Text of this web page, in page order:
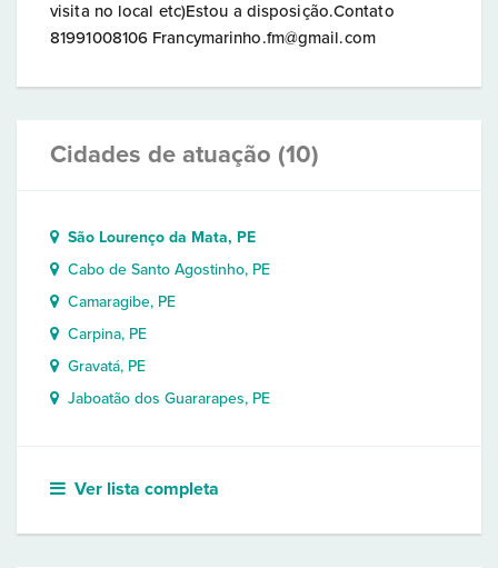
visita no local etc)Estou a disposição.Contato
81991008106 Francymarinho.fm@gmail.com
Cidades de atuação (10)
São Lourenço da Mata, PE
Cabo de Santo Agostinho, PE
Camaragibe, PE
Carpina, PE
Gravatá, PE
Jaboatão dos Guararapes, PE
Ver lista completa